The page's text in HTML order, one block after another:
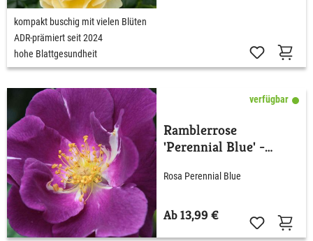
kompakt buschig mit vielen Blüten
ADR-prämiert seit 2024
hohe Blattgesundheit
verfügbar
Ramblerrose
'Perennial Blue' -
Rosa Perennial Blue
Ab 13,99 €